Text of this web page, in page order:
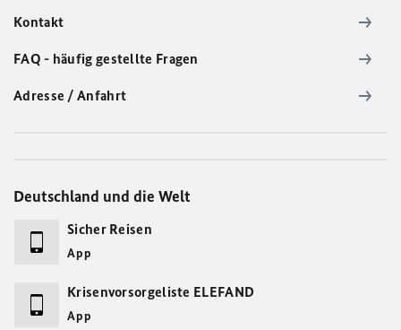
Kontakt
FAQ - häufig gestellte Fragen
Adresse / Anfahrt
Deutschland und die Welt
Sicher Reisen
App
Krisenvorsorgeliste ELEFAND
App